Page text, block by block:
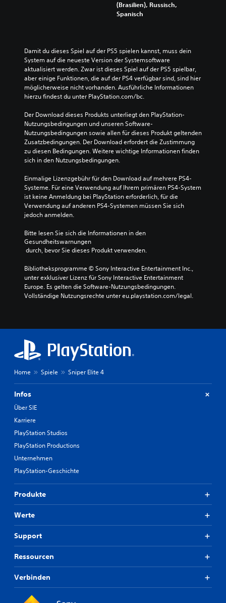
(Brasilien), Russisch,
Spanisch
Damit du dieses Spiel auf der PS5 spielen kannst, muss dein
System auf die neueste Version der Systemsoftware
aktualisiert werden. Zwar ist dieses Spiel auf der PS5 spielbar,
aber einige Funktionen, die auf der PS4 verfügbar sind, sind hier
möglicherweise nicht vorhanden. Ausführliche Informationen
hierzu findest du unter PlayStation.com/bc.
Der Download dieses Produkts unterliegt den PlayStation-
Nutzungsbedingungen und unseren Software-
Nutzungsbedingungen sowie allen für dieses Produkt geltenden
Zusatzbedingungen. Der Download erfordert die Zustimmung
zu diesen Bedingungen. Weitere wichtige Informationen finden
sich in den Nutzungsbedingungen.
Einmalige Lizenzgebühr für den Download auf mehrere PS4-
Systeme. Für eine Verwendung auf Ihrem primären PS4-System
ist keine Anmeldung bei PlayStation erforderlich, für die
Verwendung auf anderen PS4-Systemen müssen Sie sich
jedoch anmelden.
Bitte lesen Sie sich die Informationen in den
Gesundheitswarnungen
durch, bevor Sie dieses Produkt verwenden.
Bibliotheksprogramme © Sony Interactive Entertainment Inc.,
unter exklusiver Lizenz für Sony Interactive Entertainment
Europe. Es gelten die Software-Nutzungsbedingungen.
Vollständige Nutzungsrechte unter eu.playstation.com/legal.
Home Spiele Sniper Elite 4
Infos
Über SIE
Karriere
PlayStation Studios
PlayStation Productions
Unternehmen
PlayStation-Geschichte
Produkte
Werte
Support
Ressourcen
Verbinden